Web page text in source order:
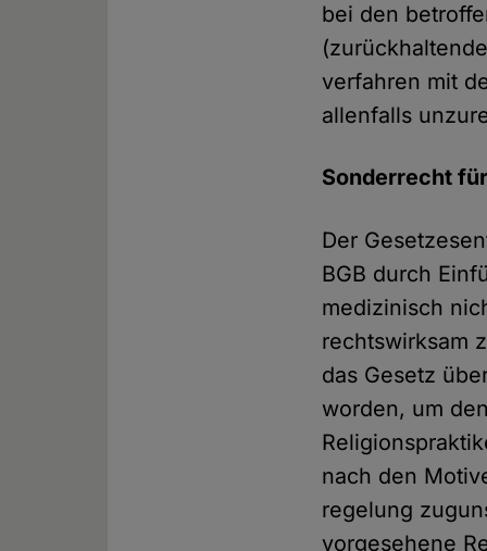
bei den
verfahren mit
allenfalls
Sonderrecht
Der
BGB durch
medizinisch
rechts­wirksam
das Gesetz
worden, um
nach den
regelung
vorge­sehene